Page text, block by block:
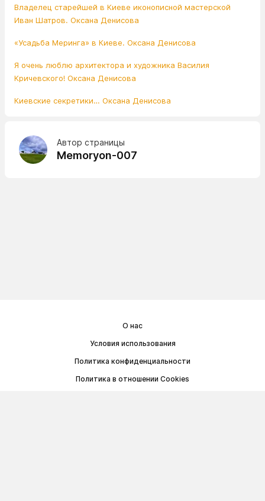
Владелец старейшей в Киеве иконописной мастерской
Иван Шатров. Оксана Денисова
«Усадьба Меринга» в Киеве. Оксана Денисова
Я очень люблю архитектора и художника Василия
Кричевского! Оксана Денисова
Киевские секретики… Оксана Денисова
Автор страницы
Memoryon-007
О нас
Условия использования
Политика конфиденциальности
Политика в отношении Cookies